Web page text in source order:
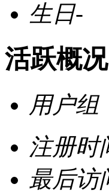
生日-
活跃概况
用户组
注册时
最后访